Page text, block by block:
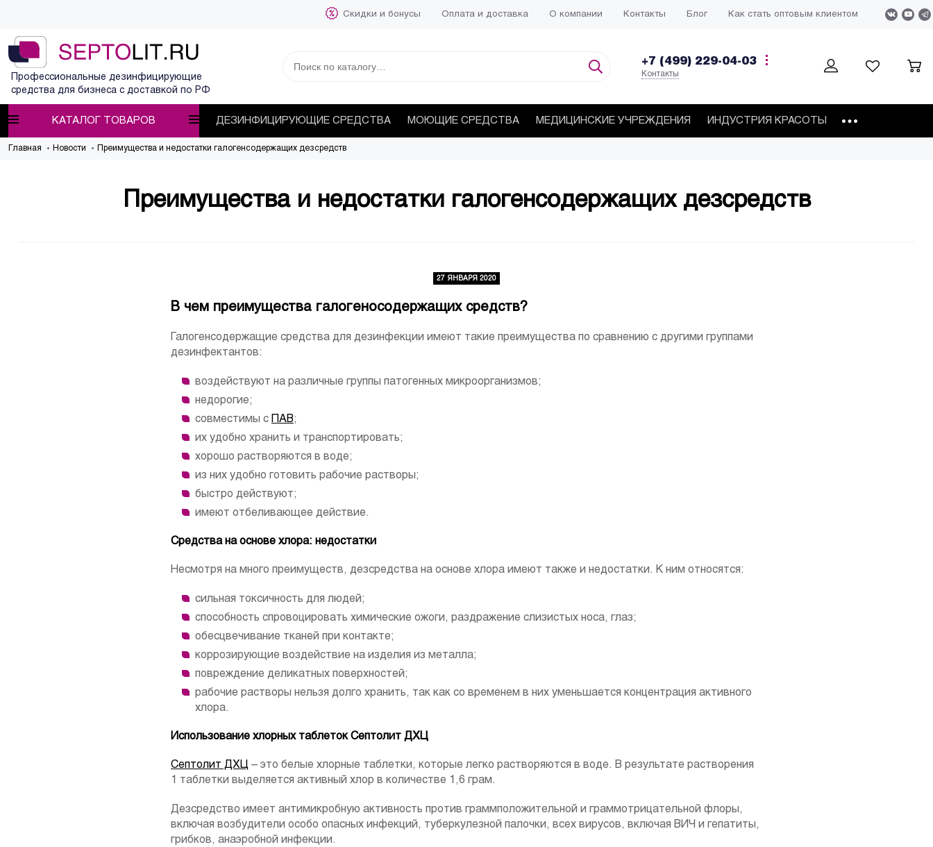
Скидки и бонусы Оплата и доставка О компании Контакты Блог Как стать оптовым клиентом
Профессиональные дезинфицирующие
средства для бизнеса с доставкой по РФ
+7 (499) 229-04-03
Контакты
КАТАЛОГ ТОВАРОВ ДЕЗИНФИЦИРУЮЩИЕ СРЕДСТВА МОЮЩИЕ СРЕДСТВА МЕДИЦИНСКИЕ УЧРЕЖДЕНИЯ ИНДУСТРИЯ КРАСОТЫ
Главная Новости Преимущества и недостатки галогенсодержащих дезсредств
Преимущества и недостатки галогенсодержащих дезсредств
27 ЯНВАРЯ 2020
В чем преимущества галогеносодержащих средств?
Галогенсодержащие средства для дезинфекции имеют такие преимущества по сравнению с другими группами
дезинфектантов:
воздействуют на различные группы патогенных микроорганизмов;
недорогие;
совместимы с
ПАВ;
их удобно хранить и транспортировать;
хорошо растворяются в воде;
из них удобно готовить рабочие растворы;
быстро действуют;
имеют отбеливающее действие.
Средства на основе хлора: недостатки
Несмотря на много преимуществ, дезсредства на основе хлора имеют также и недостатки. К ним относятся:
сильная токсичность для людей;
способность спровоцировать химические ожоги, раздражение слизистых носа, глаз;
обесцвечивание тканей при контакте;
коррозирующие воздействие на изделия из металла;
повреждение деликатных поверхностей;
рабочие растворы нельзя долго хранить, так как со временем в них уменьшается концентрация активного
хлора.
Использование хлорных таблеток Септолит ДХЦ
Септолит ДХЦ – это белые хлорные таблетки, которые легко растворяются в воде. В результате растворения
1 таблетки выделяется активный хлор в количестве 1,6 грам.
Дезсредство имеет антимикробную активность против граммположительной и граммотрицательной флоры,
включая возбудители особо опасных инфекций, туберкулезной палочки, всех вирусов, включая ВИЧ и гепатиты,
грибков, анаэробной инфекции.